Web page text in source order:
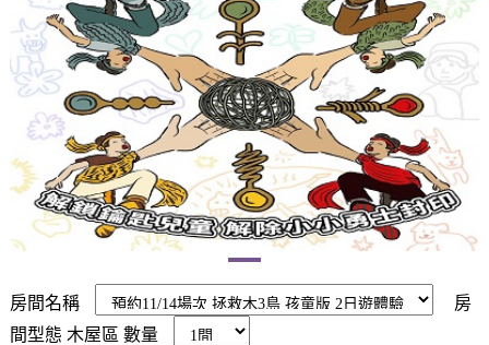
房間名稱
房
間型態 木屋區 數量